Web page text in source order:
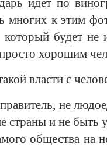
идет по
многих к этим
будет не
хорошим
власти с
не
страны и не
общества на